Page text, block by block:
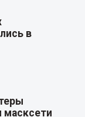
в
масксети